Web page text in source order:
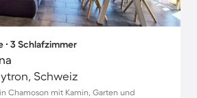
∙ 3 Schlafzimmer
Schweiz
Chamoson mit Kamin, Garten und